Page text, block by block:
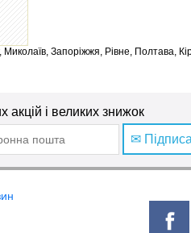
Миколаїв, Запоріжжя, Рівне, Полтава,
акцій і великих знижок
✉